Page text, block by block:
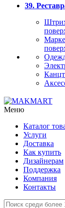
39.
Меню
Каталог
Услуги
Доставка
Как купить
Дизайнерам
Поддержка
Компания
Контакты